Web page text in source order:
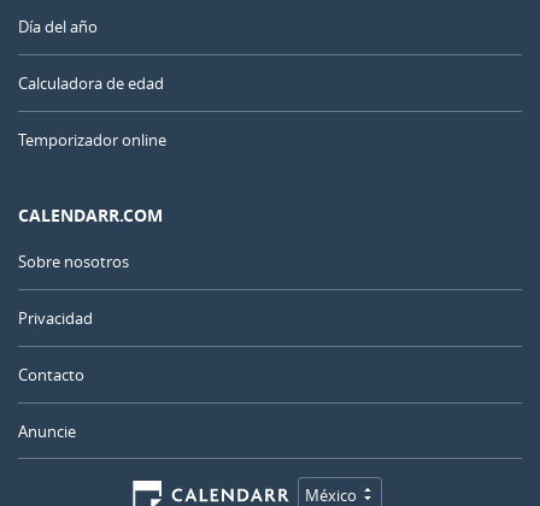
Día del año
Calculadora de edad
Temporizador online
CALENDARR.COM
Sobre nosotros
Privacidad
Contacto
Anuncie
México